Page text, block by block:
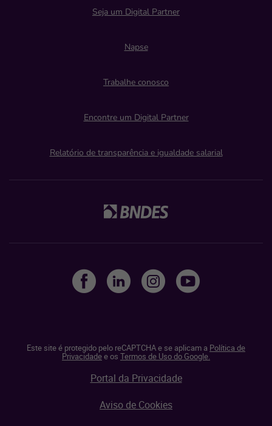
Seja um Digital Partner
Napse
Trabalhe conosco
Encontre um Digital Partner
Relatório de transparência e igualdade salarial
Este site é protegido pelo reCAPTCHA e se aplicam a Política de
Privacidadee os Termos de Uso do Google.
Portal da Privacidade
Aviso de Cookies